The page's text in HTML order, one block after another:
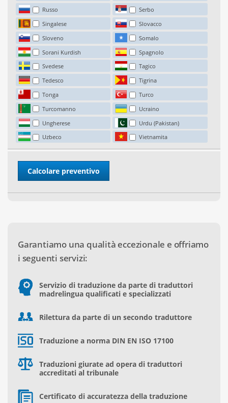
Russo
Serbo
Singalese
Slovacco
Sloveno
Somalo
Sorani Kurdish
Spagnolo
Svedese
Tagico
Tedesco
Tigrina
Tonga
Turco
Turcomanno
Ucraino
Ungherese
Urdu (Pakistan)
Uzbeco
Vietnamita
Garantiamo una qualità eccezionale e offriamo
i seguenti servizi:
Servizio di traduzione da parte di traduttori
madrelingua qualificati e specializzati
Rilettura da parte di un secondo traduttore
Traduzione a norma DIN EN ISO 17100
Traduzioni giurate ad opera di traduttori
accreditati al tribunale
Certificato di accuratezza della traduzione